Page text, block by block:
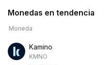
Monedas en tendencia
Moneda
Kamino
KMNO